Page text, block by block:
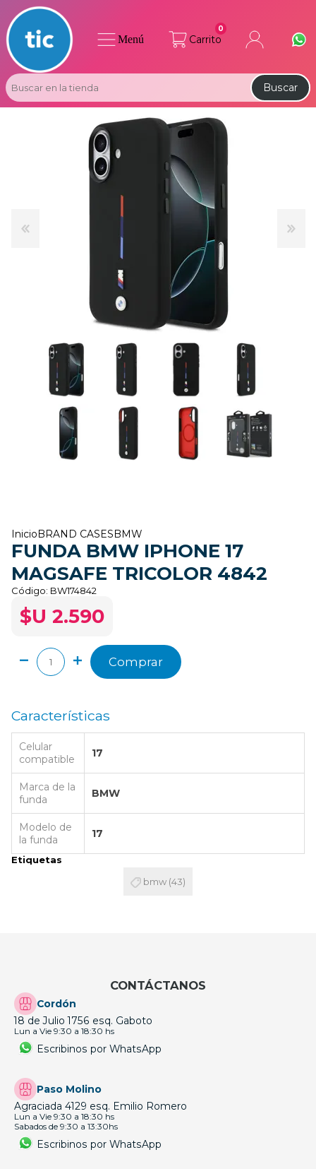
Carrito
0
Buscar
Menú
Inicio BRAND CASES BMW
FUNDA BMW IPHONE 17
MAGSAFE TRICOLOR 4842
Código: BW174842
$U 2.590
Comprar
Características
Celular
compatible
17
Marca de la
funda
BMW
Modelo de
la funda
17
Etiquetas
bmw (43)
CONTÁCTANOS
Cordón
18 de Julio 1756 esq. Gaboto
Lun a Vie 9:30 a 18:30 hs
Escribinos por WhatsApp
Paso Molino
Agraciada 4129 esq. Emilio Romero
Lun a Vie 9:30 a 18:30 hs
Sabados de 9:30 a 13:30hs
Escribinos por WhatsApp